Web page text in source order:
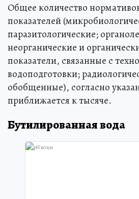
Общее количество
показателей
паразитологические;
неорганические и
показатели, связанные с
водоподготовки;
обобщенные), согласно
приближается к тысяче.
Бутилированная вода